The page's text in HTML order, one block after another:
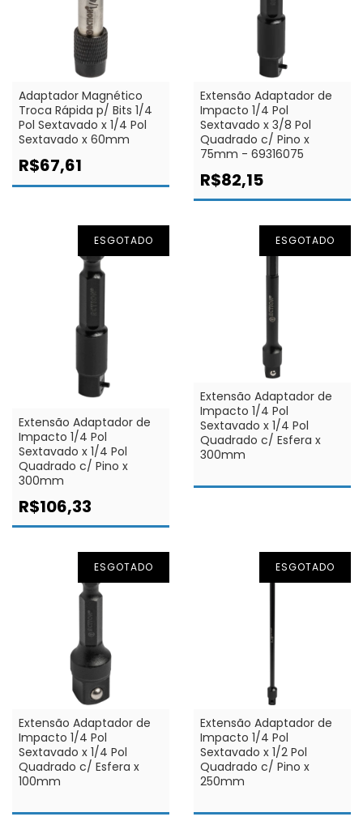
Adaptador Magnético
Troca Rápida p/ Bits 1/4
Pol Sextavado x 1/4 Pol
Sextavado x 60mm
R$67,61
Extensão Adaptador de
Impacto 1/4 Pol
Sextavado x 3/8 Pol
Quadrado c/ Pino x
75mm - 69316075
R$82,15
ESGOTADO
Extensão Adaptador de
Impacto 1/4 Pol
Sextavado x 1/4 Pol
Quadrado c/ Pino x
300mm
R$106,33
ESGOTADO
Extensão Adaptador de
Impacto 1/4 Pol
Sextavado x 1/4 Pol
Quadrado c/ Esfera x
300mm
ESGOTADO
Extensão Adaptador de
Impacto 1/4 Pol
Sextavado x 1/4 Pol
Quadrado c/ Esfera x
100mm
ESGOTADO
Extensão Adaptador de
Impacto 1/4 Pol
Sextavado x 1/2 Pol
Quadrado c/ Pino x
250mm